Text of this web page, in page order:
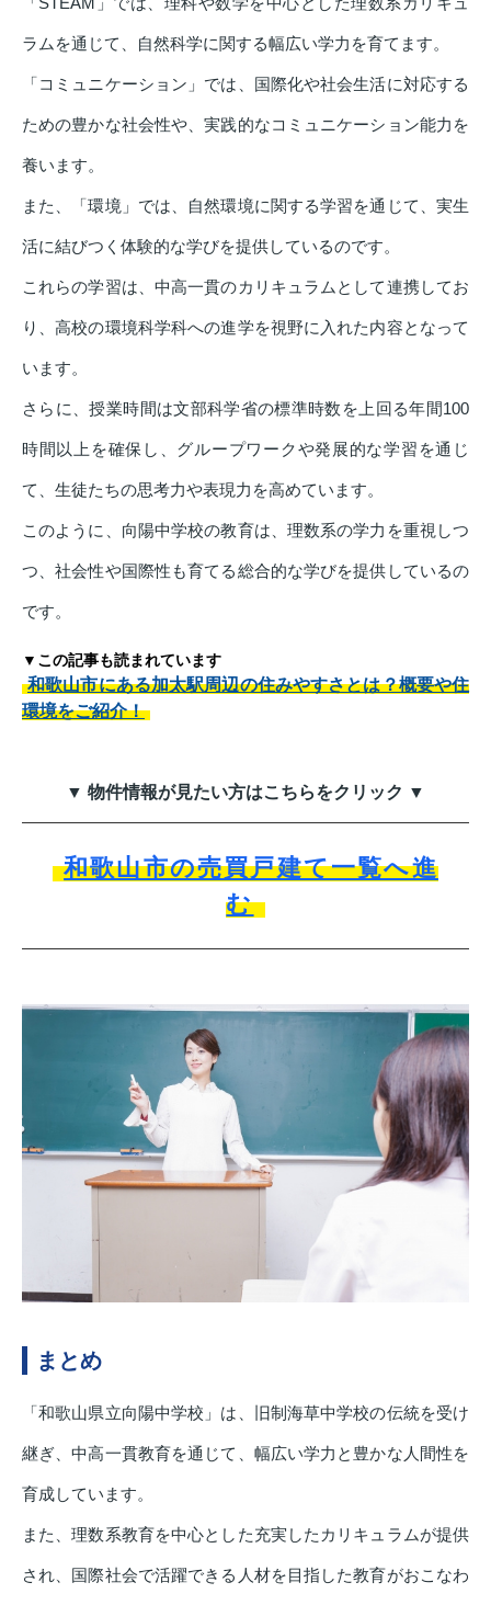
ラムを通じて、自然科学に関する幅広い学力を育てます。
「コミュニケーション」では、国際化や社会生活に対応する
ための豊かな社会性や、実践的なコミュニケーション能力を
養います。
また、「環境」では、自然環境に関する学習を通じて、実生
活に結びつく体験的な学びを提供しているのです。
これらの学習は、中高一貫のカリキュラムとして連携してお
り、高校の環境科学科への進学を視野に入れた内容となって
います。
さらに、授業時間は文部科学省の標準時数を上回る年間100
時間以上を確保し、グループワークや発展的な学習を通じ
て、生徒たちの思考力や表現力を高めています。
このように、向陽中学校の教育は、理数系の学力を重視しつ
つ、社会性や国際性も育てる総合的な学びを提供しているの
です。
▼この記事も読まれています
和歌山市にある加太駅周辺の住みやすさとは？概要や住
環境をご紹介！
▼ 物件情報が見たい方はこちらをクリック ▼
和歌山市の売買戸建て一覧へ進
む
まとめ
「和歌山県立向陽中学校」は、旧制海草中学校の伝統を受け
継ぎ、中高一貫教育を通じて、幅広い学力と豊かな人間性を
育成しています。
また、理数系教育を中心とした充実したカリキュラムが提供
され、国際社会で活躍できる人材を目指した教育がおこなわ